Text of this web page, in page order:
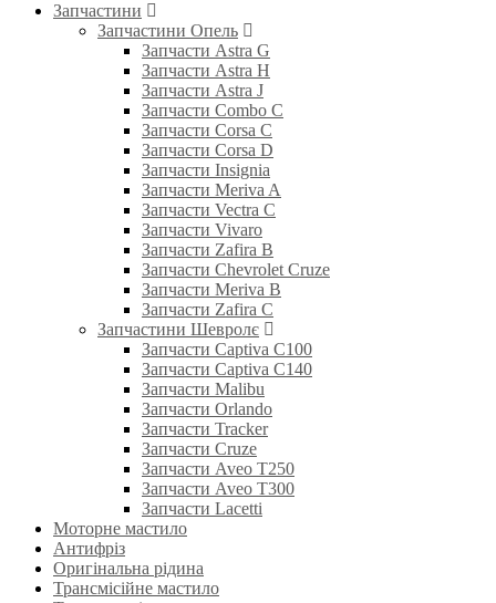
Запчастини
Запчастини Опель
Запчасти Astra G
Запчасти Astra H
Запчасти Astra J
Запчасти Combo C
Запчасти Corsa C
Запчасти Corsa D
Запчасти Insignia
Запчасти Meriva A
Запчасти Vectra C
Запчасти Vivaro
Запчасти Zafira B
Запчасти Chevrolet Cruze
Запчасти Meriva B
Запчасти Zafira C
Запчастини Шевролє
Запчасти Captiva C100
Запчасти Captiva C140
Запчасти Malibu
Запчасти Orlando
Запчасти Tracker
Запчасти Cruze
Запчасти Aveo T250
Запчасти Aveo T300
Запчасти Lacetti
Моторне мастило
Антифріз
Оригінальна рідина
Трансмісійне мастило